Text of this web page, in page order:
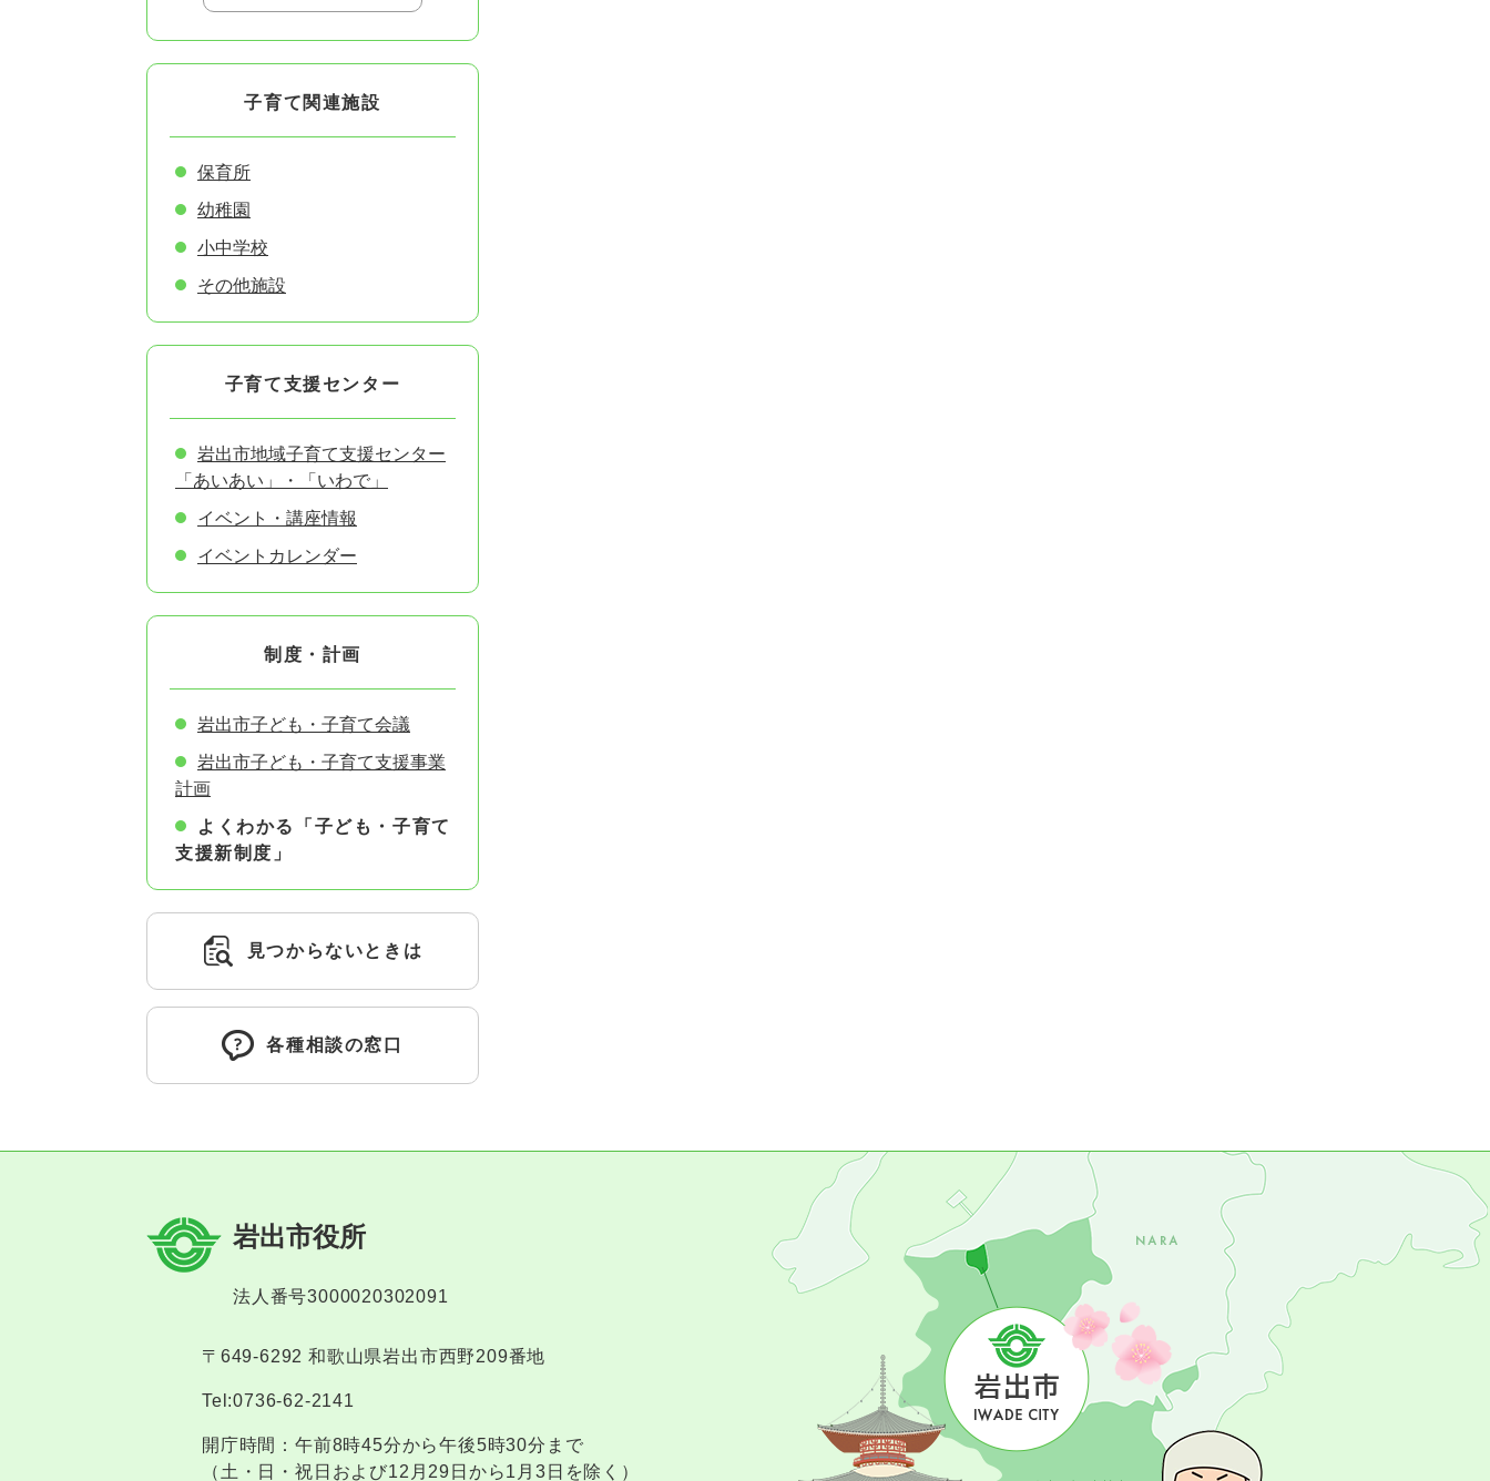
子育て関連施設
保育所
幼稚園
小中学校
その他施設
子育て支援センター
岩出市地域子育て支援センター
「あいあい」・「いわで」
イベント・講座情報
イベントカレンダー
制度・計画
岩出市子ども・子育て会議
岩出市子ども・子育て支援事業
計画
よくわかる「子ども・子育て
支援新制度」
見つからないときは
各種相談の窓口
岩出市役所
法人番号3000020302091
〒649-6292 和歌山県岩出市西野209番地
Tel:0736-62-2141
開庁時間：午前8時45分から午後5時30分まで
（土・日・祝日および12月29日から1月3日を除く）